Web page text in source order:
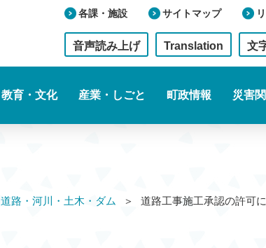
各課・施設 サイトマップ
音声読み上げ Translation 文
教育・文化 産業・しごと 町政情報 災害
道路・河川・土木・ダム 道路工事施工承認の許